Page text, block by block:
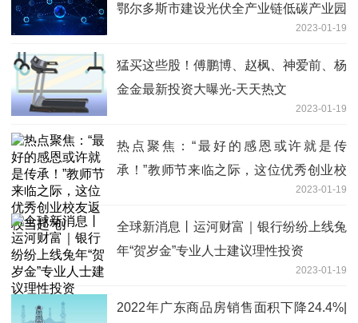
鄂尔多斯市建设光伏全产业链低碳产业园
2023-01-19
猛买这些股！傅鹏博、赵枫、神爱前、杨
金金最新投资大曝光-天天热文
2023-01-19
热点聚焦：“最好的感恩或许就是传
承！”教师节来临之际，这位优秀创业校
2023-01-19
全球新消息丨运河财富｜银行纷纷上线兔
年“贺岁金”专业人士建议理性投资
2023-01-19
2022年广东商品房销售面积下降24.4%|